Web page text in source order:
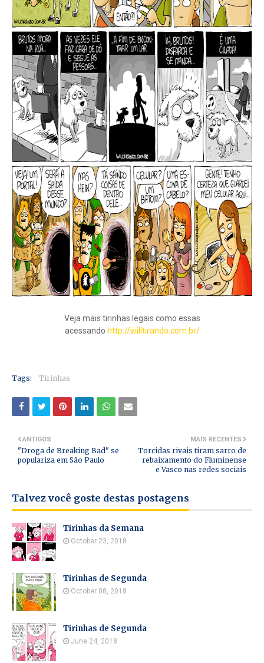
Veja mais tirinhas legais como essas
acessando http://willtirando.com.br/
Tags: Tirinhas
MAIS RECENTES
Torcidas rivais tiram sarro de
rebaixamento do Fluminense
e Vasco nas redes sociais
ANTIGOS
"Droga de Breaking Bad" se
populariza em São Paulo
Talvez você goste destas postagens
Tirinhas da Semana
October 23, 2018
Tirinhas de Segunda
October 08, 2018
Tirinhas de Segunda
June 24, 2018